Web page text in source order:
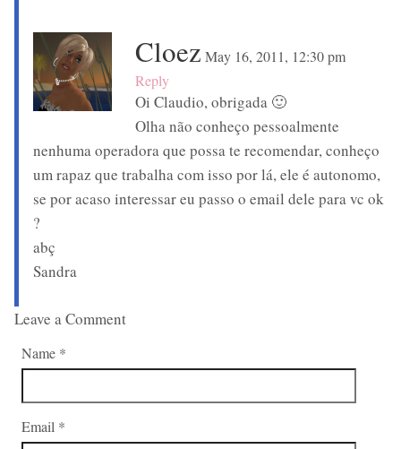
Cloez May 16, 2011, 12:30 pm
Reply
Oi Claudio, obrigada 🙂
Olha não conheço pessoalmente
nenhuma operadora que possa te recomendar, conheço
um rapaz que trabalha com isso por lá, ele é autonomo,
se por acaso interessar eu passo o email dele para vc ok
?
abç
Sandra
Leave a Comment
Name *
Email *